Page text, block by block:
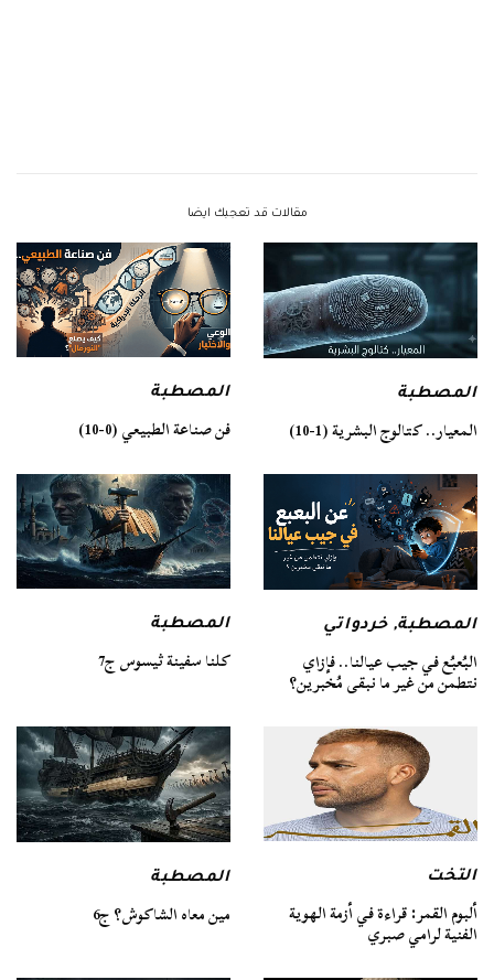
مقالات قد تعجبك ايضا
المصطبة
المعيار.. كتالوج البشرية (1-10)
المصطبة
فن صناعة الطبيعي (0-10)
المصطبة,خردواتي
البُعبُع في جيب عيالنا.. فإزاي
نتطمن من غير ما نبقى مُخبرين؟
المصطبة
كلنا سفينة ثيسوس ج7
التخت
ألبوم القمر: قراءة في أزمة الهوية
الفنية لرامي صبري
المصطبة
مين معاه الشاكوش؟ ج6